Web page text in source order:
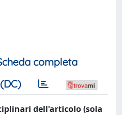
completa
dell'articolo (sola